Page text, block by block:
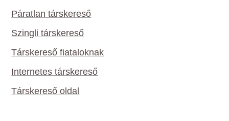
Páratlan társkereső
Szingli társkereső
Társkereső fiataloknak
Internetes társkereső
Társkereső oldal